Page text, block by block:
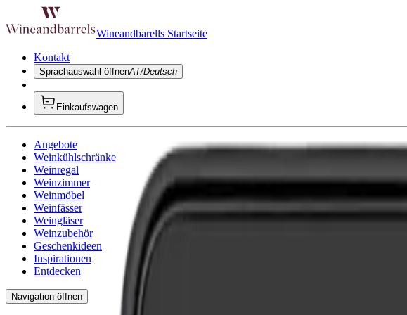
Wineandbarells Startseite
Kontakt
Sprachauswahl öffnenAT/Deutsch
Einkaufswagen
Angebote
Weinkühlschränke
Weinregal
Weinzimmer
Weinmöbel
Weinfässer
Weingläser
Weinzubehör
Geschenkideen
Inspirationen
Entdecken
Navigation öffnen